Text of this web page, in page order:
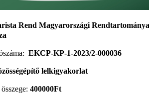
Rend Magyarországi Rendtartománya
EKCP-KP-1-2023/2-000036
lelkigyakorlat
400000Ft